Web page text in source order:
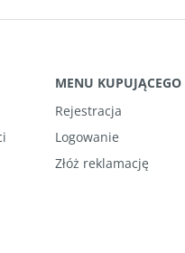
MENU KUPUJĄCEGO
Rejestracja
Logowanie
Złóż reklamację